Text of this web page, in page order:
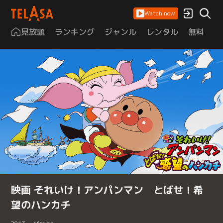
Watch now
見放題 ランキング ジャンル レンタル 無料
映画 それいけ！アンパンマン とばせ！希
望のハンカチ